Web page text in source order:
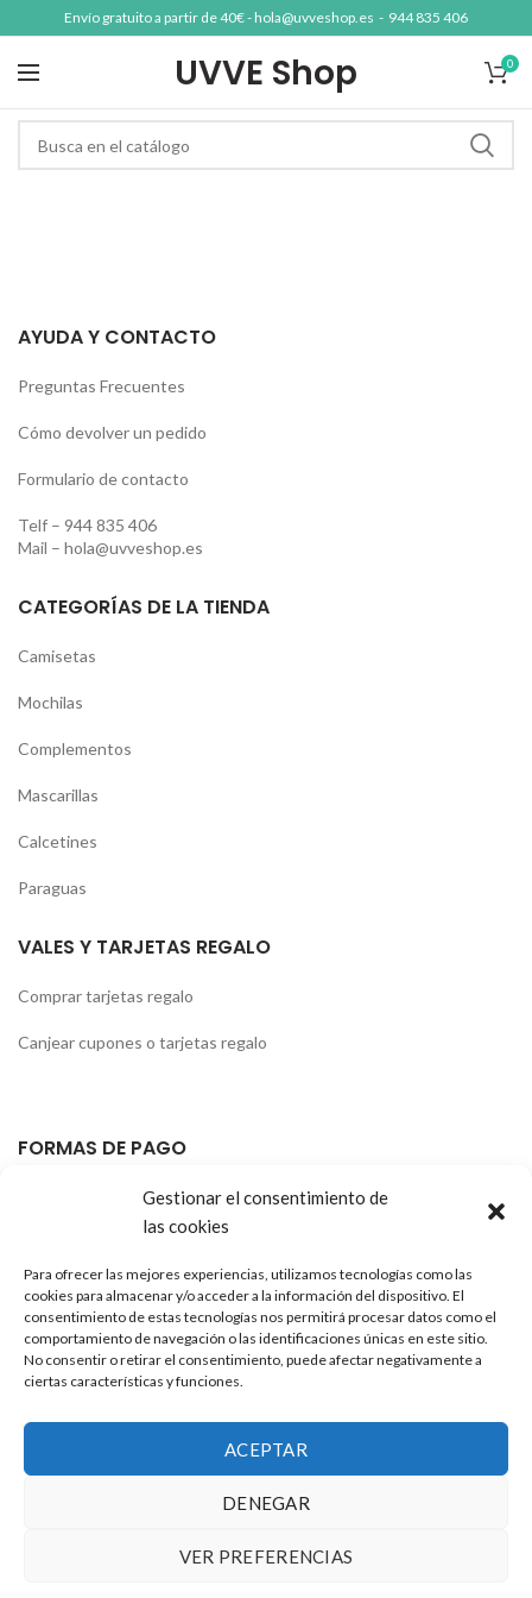
Gestionar el consentimiento de
las cookies
Para ofrecer las mejores experiencias, utilizamos tecnologías como las
cookies para almacenar y/o acceder a la información del dispositivo. El
consentimiento de estas tecnologías nos permitirá procesar datos como el
comportamiento de navegación o las identificaciones únicas en este sitio.
No consentir o retirar el consentimiento, puede afectar negativamente a
ciertas características y funciones.
ACEPTAR
DENEGAR
VER PREFERENCIAS
Envío gratuito a partir de 40€ -hola@uvveshop.es - 944 835 406
UVVE Shop 0
AYUDA Y CONTACTO
Preguntas Frecuentes
Cómo devolver un pedido
Formulario de contacto
Telf – 944 835 406
Mail – hola@uvveshop.es
CATEGORÍAS DE LA TIENDA
Camisetas
Mochilas
Complementos
Mascarillas
Calcetines
Paraguas
VALES Y TARJETAS REGALO
Comprar tarjetas regalo
Canjear cupones o tarjetas regalo
FORMAS DE PAGO
ENVIAMOS CON
sitio web. Al navegar por este sitio web, acepta nuestro uso